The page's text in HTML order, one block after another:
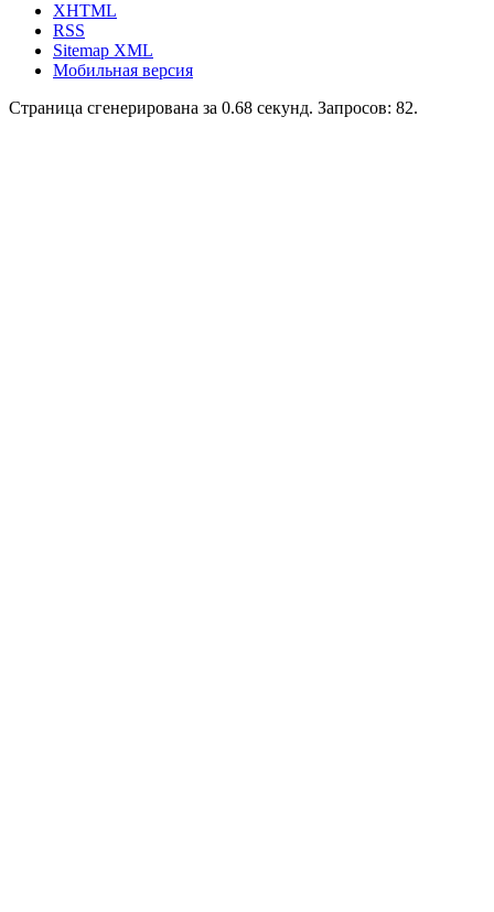
XHTML
RSS
Sitemap XML
Мобильная версия
Страница сгенерирована за 0.68 секунд. Запросов: 82.